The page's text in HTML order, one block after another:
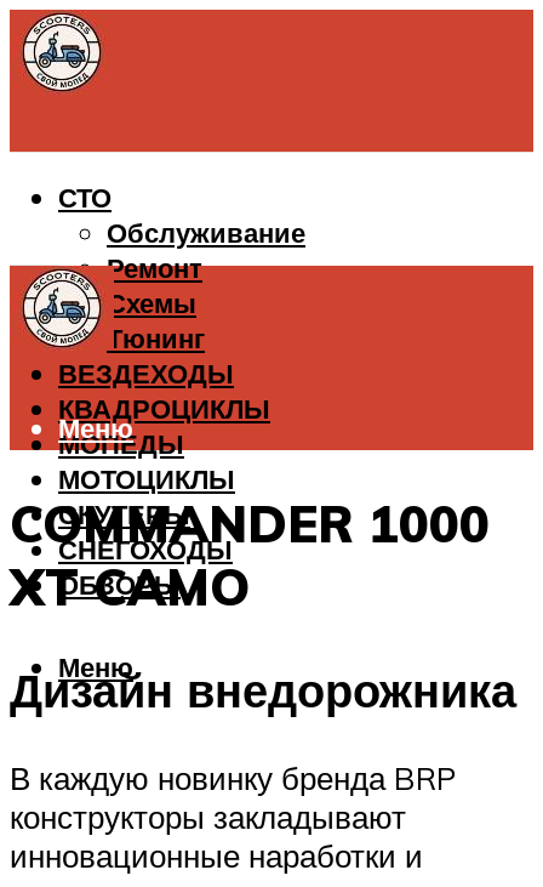
СТО
Обслуживание
Ремонт
Схемы
Тюнинг
ВЕЗДЕХОДЫ
КВАДРОЦИКЛЫ
МОПЕДЫ
МОТОЦИКЛЫ
СКУТЕРЫ
СНЕГОХОДЫ
ОБЗОРЫ
Меню
Меню
COMMANDER 1000
XT CAMO
Дизайн внедорожника
В каждую новинку бренда BRP
конструкторы закладывают
инновационные наработки и